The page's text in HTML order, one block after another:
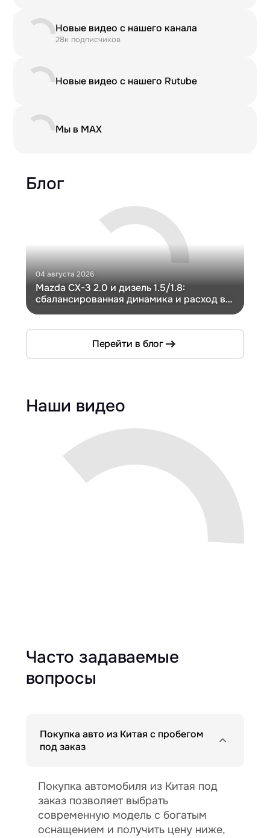
Новые видео с нашего канала
28к подписчиков
Новые видео с нашего Rutube
Мы в MAX
Блог
04 августа 2026
Mazda CX-3 2.0 и дизель 1.5/1.8:
сбалансированная динамика и расход в
Перейти в блог
Наши видео
Часто задаваемые
вопросы
Покупка авто из Китая с пробегом
под заказ
Покупка автомобиля из Китая под
заказ позволяет выбрать
современную модель с богатым
оснащением и получить цену ниже,